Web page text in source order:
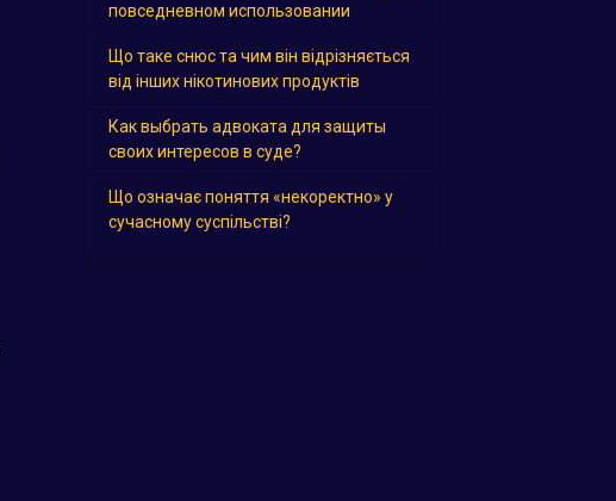
повседневном использовании
Що таке снюс та чим він відрізняється
від інших нікотинових продуктів
Как выбрать адвоката для защиты
своих интересов в суде?
Що означає поняття «некоректно» у
сучасному суспільстві?